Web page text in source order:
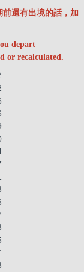
還有出境的話，加
depart
or recalculated.